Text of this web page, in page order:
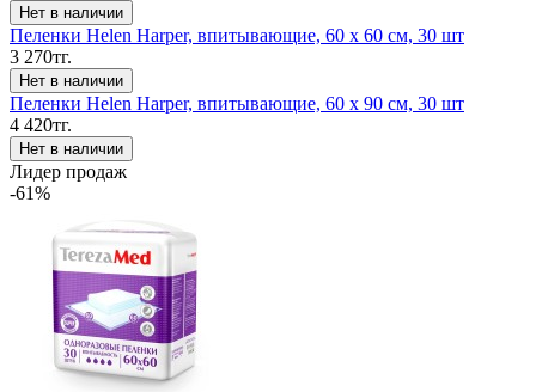
Пеленки Helen Harper, впитывающие, 60 х 60 см, 30 шт
3 270тг.
Пеленки Helen Harper, впитывающие, 60 х 90 см, 30 шт
4 420тг.
Лидер продаж
-61%